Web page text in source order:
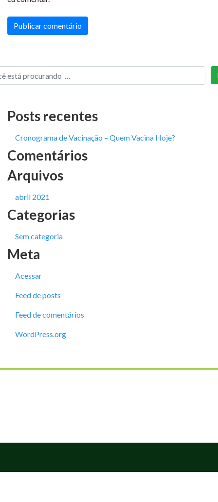
Posts recentes
Cronograma de Vacinação – Quem Vacina Hoje?
Comentários
Arquivos
abril 2021
Categorias
Sem categoria
Meta
Acessar
Feed de posts
Feed de comentários
WordPress.org